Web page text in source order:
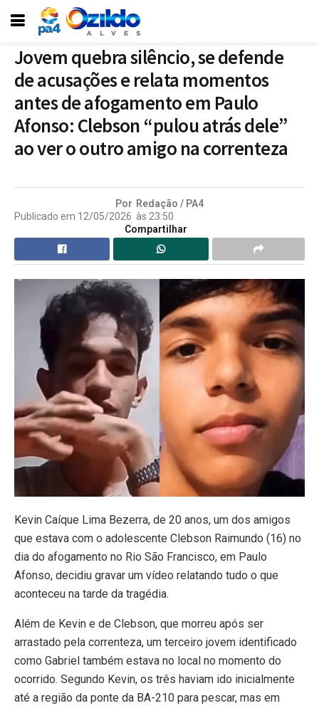
Jovem quebra silêncio, se defende
de acusações e relata momentos
antes de afogamento em Paulo
Afonso: Clebson “pulou atrás dele”
ao ver o outro amigo na correnteza
Por Redação / PA4
Publicado em 12/05/2026 às 23:50
Compartilhar
Kevin Caíque Lima Bezerra, de 20 anos, um dos amigos
que estava com o adolescente Clebson Raimundo (16) no
dia do afogamento no Rio São Francisco, em Paulo
Afonso, decidiu gravar um vídeo relatando tudo o que
aconteceu na tarde da tragédia.
Além de Kevin e de Clebson, que morreu após ser
arrastado pela correnteza, um terceiro jovem identificado
como Gabriel também estava no local no momento do
ocorrido. Segundo Kevin, os três haviam ido inicialmente
até a região da ponte da BA-210 para pescar, mas em